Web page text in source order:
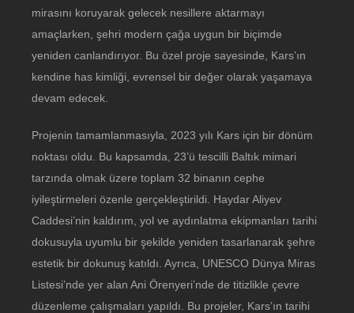
mirasını koruyarak gelecek nesillere aktarmayı
amaçlarken, şehri modern çağa uygun bir biçimde
yeniden canlandırıyor. Bu özel proje sayesinde, Kars’ın
kendine has kimliği, evrensel bir değer olarak yaşamaya
devam edecek.
Projenin tamamlanmasıyla, 2023 yılı Kars için bir dönüm
noktası oldu. Bu kapsamda, 23’ü tescilli Baltık mimari
tarzında olmak üzere toplam 32 binanın cephe
iyileştirmeleri özenle gerçekleştirildi. Haydar Aliyev
Caddesi’nin kaldırım, yol ve aydınlatma ekipmanları tarihi
dokusuyla uyumlu bir şekilde yeniden tasarlanarak şehre
estetik bir dokunuş katıldı. Ayrıca, UNESCO Dünya Miras
Listesi’nde yer alan Ani Örenyeri’nde de titizlikle çevre
düzenleme çalışmaları yapıldı. Bu projeler, Kars’ın tarihi